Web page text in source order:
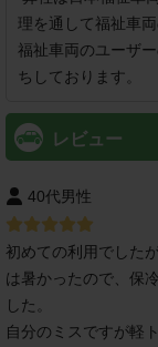
理を通して福祉車
福祉車両のユーザ
ちしております。
レビュー
40代男性
初めての利用でした
は暑かったので、保
した。
自分のミスですが軽